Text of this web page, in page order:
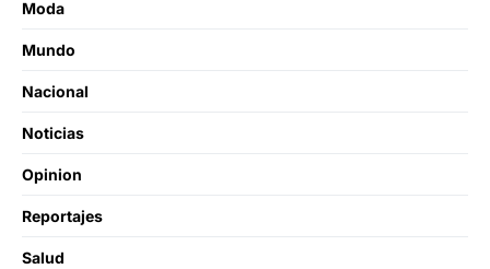
Moda
Mundo
Nacional
Noticias
Opinion
Reportajes
Salud